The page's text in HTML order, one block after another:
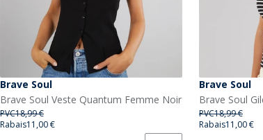
Brave Soul
Brave Soul Veste Quantum Femme Noir
PVC18,99 €
Rabais11,00 €
Brave Soul
PVC18,99 €
Rabais11,00 €